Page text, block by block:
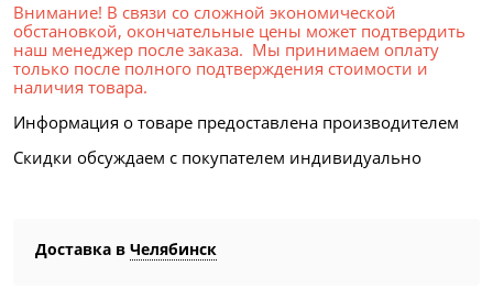
Внимание! В связи со сложной экономической
обстановкой, окончательные цены может подтвердить
наш менеджер после заказа. Мы принимаем оплату
только после полного подтверждения стоимости и
наличия товара.
Информация о товаре предоставлена производителем
Скидки обсуждаем с покупателем индивидуально
Доставка в Челябинск